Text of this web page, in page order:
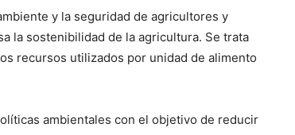
y la seguridad de agricultores y
la sostenibilidad de la agricultura. Se trata
recursos utilizados por unidad de alimento
ambientales con el objetivo de reducir